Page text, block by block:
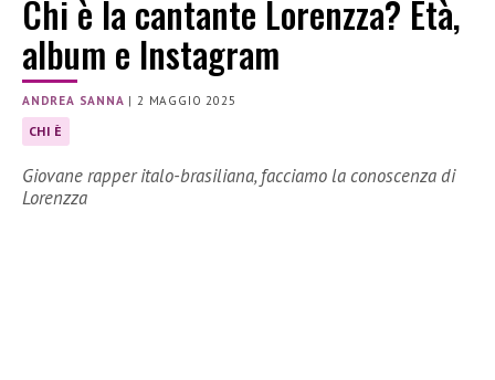
Chi è la cantante Lorenzza? Età,
album e Instagram
ANDREA SANNA |2 MAGGIO 2025
CHI È
Giovane rapper italo-brasiliana, facciamo la conoscenza di
Lorenzza